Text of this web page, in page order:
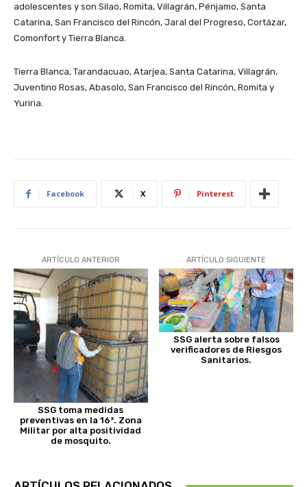
adolescentes y son Silao, Romita, Villagrán, Pénjamo, Santa
Catarina, San Francisco del Rincón, Jaral del Progreso, Cortázar,
Comonfort y Tierra Blanca.
Tierra Blanca, Tarandacuao, Atarjea, Santa Catarina, Villagrán,
Juventino Rosas, Abasolo, San Francisco del Rincón, Romita y
Yuriria.
Facebook X Pinterest
ARTÍCULO ANTERIOR
SSG toma medidas
preventivas en la 16ª. Zona
Militar por alta positividad
de mosquito.
ARTÍCULO SIGUIENTE
SSG alerta sobre falsos
verificadores de Riesgos
Sanitarios.